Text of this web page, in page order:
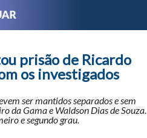
prisão de Ricardo
os investigados
ser mantidos separados e sem
da Gama e Waldson Dias de Souza.
e segundo grau.